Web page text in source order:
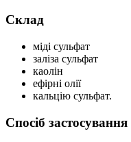
Склад
міді сульфат
заліза сульфат
каолін
ефірні олії
кальцію сульфат.
Спосіб застосування